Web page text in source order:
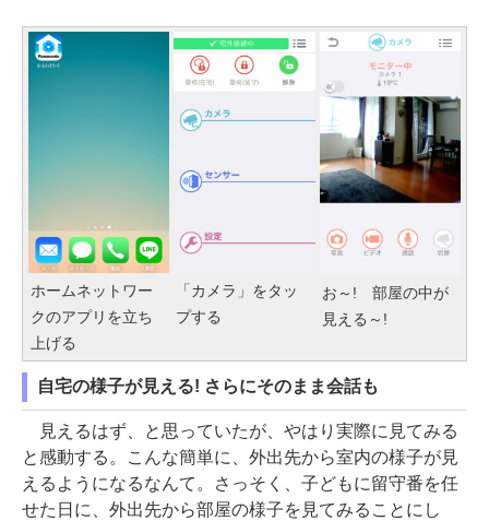
ホームネットワー
クのアプリを立ち
上げる
「カメラ」をタッ
プする
お～! 部屋の中が
見える～!
自宅の様子が見える! さらにそのまま会話も
見えるはず、と思っていたが、やはり実際に見てみる
と感動する。こんな簡単に、外出先から室内の様子が見
えるようになるなんて。さっそく、子どもに留守番を任
せた日に、外出先から部屋の様子を見てみることにし